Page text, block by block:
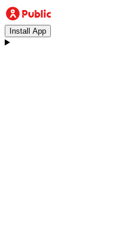
Install App